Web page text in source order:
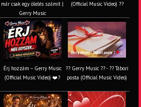
már csak egy ölelés számít |
Gerry Music
(Official Music Video) ??
Érj hozzám – Gerry Music
(Official Music Video) ❤️?
?? Gerry Music ?? - ?? Tábori
posta (Official Music Video)